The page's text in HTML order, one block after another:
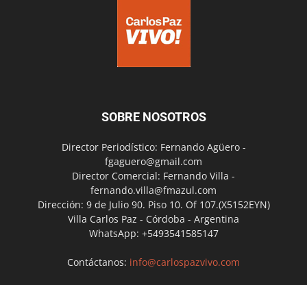
SOBRE NOSOTROS
Director Periodístico: Fernando Agüero -
fgaguero@gmail.com
Director Comercial: Fernando Villa -
fernando.villa@fmazul.com
Dirección: 9 de Julio 90. Piso 10. Of 107.(X5152EYN)
Villa Carlos Paz - Córdoba - Argentina
WhatsApp: +5493541585147
Contáctanos: info@carlospazvivo.com